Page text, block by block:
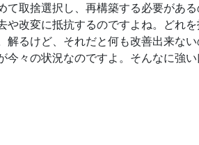
て取捨選択し、再構築する必要があ
や改変に抵抗するのですよね。どれ
解るけど、それだと何も改善出来な
今々の状況なのですよ。そんなに強